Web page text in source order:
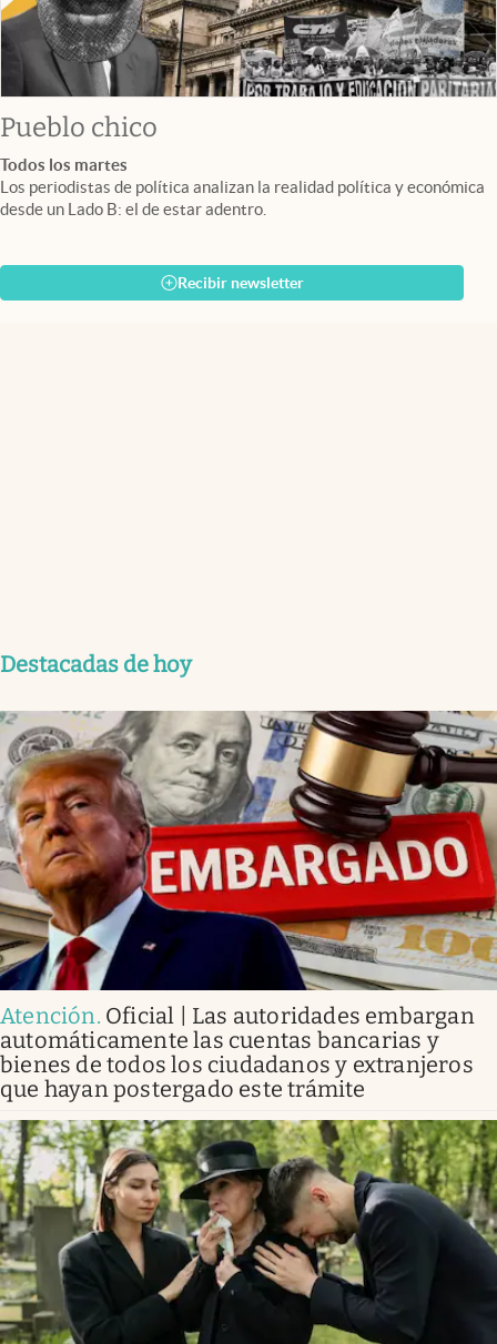
Pueblo chico
Todos los martes
Los periodistas de política analizan la realidad política y económica
desde un Lado B: el de estar adentro.
Recibir newsletter
Destacadas de hoy
Atención. Oficial | Las autoridades embargan
automáticamente las cuentas bancarias y
bienes de todos los ciudadanos y extranjeros
que hayan postergado este trámite